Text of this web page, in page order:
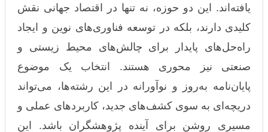
یافته‌اند. این دو حوزه، نه تنها در اقتصاد جهانی نقش
کلیدی دارند، بلکه در توسعه فناوری‌های نوین و ایجاد
راه‌حل‌های پایدار برای چالش‌های محیط زیستی و
صنعتی نیز محوری هستند. انتخاب یک موضوع
پایان‌نامه به‌روز و نوآورانه در این رشته‌ها، می‌تواند
دریچه‌ای به سوی کشف‌های جدید، کاربردهای عملی و
مسیری روشن برای آینده پژوهشگران باشد. این